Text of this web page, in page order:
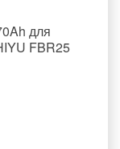
для
FBR25